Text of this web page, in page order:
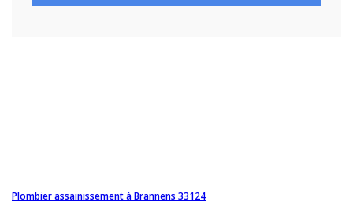
Plombier assainissement à Brannens 33124